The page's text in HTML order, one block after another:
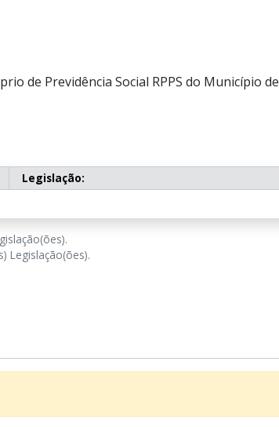
de Previdência Social RPPS do Município
Legislação:
Legislação(ões).